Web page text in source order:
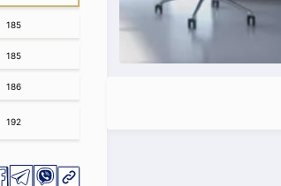
185
185
186
192